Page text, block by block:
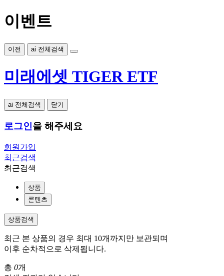
이벤트
이전 ai 전체검색
미래에셋 TIGER ETF
ai 전체검색 닫기
로그인을 해주세요
회원가입
최근검색
최근검색
상품
콘텐츠
상품검색
최근 본 상품의 경우 최대 10개까지만 보관되며
이후 순차적으로 삭제됩니다.
총 0개